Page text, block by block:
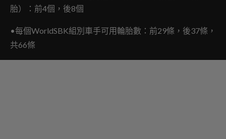
胎）：前4個，後8個
•每個WorldSBK組別車手可用輪胎數：前29條，後37條，
共66條